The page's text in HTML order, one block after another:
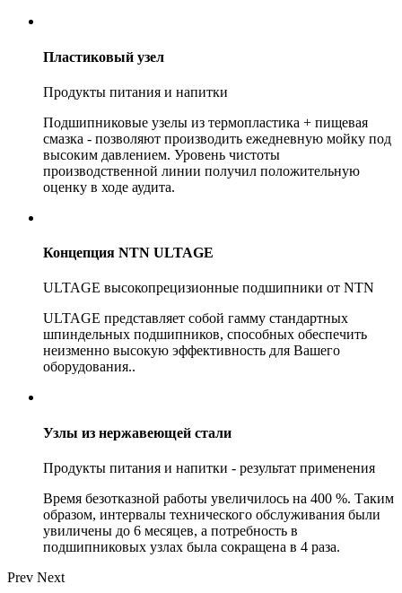
Пластиковый узел
Продукты питания и напитки
Подшипниковые узелы из термопластика + пищевая
смазка - позволяют производить ежедневную мойку под
высоким давлением. Уровень чистоты
производственной линии получил положительную
оценку в ходе аудита.
Концепция NTN ULTAGE
ULTAGE высокопрецизионные подшипники от NTN
ULTAGE представляет собой гамму стандартных
шпиндельных подшипников, способных обеспечить
неизменно высокую эффективность для Вашего
оборудования..
Узлы из нержавеющей стали
Продукты питания и напитки - результат применения
Время безотказной работы увеличилось на 400 %. Таким
образом, интервалы технического обслуживания были
увиличены до 6 месяцев, а потребность в
подшипниковых узлах была сокращена в 4 раза.
Prev Next